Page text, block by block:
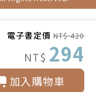
電子書定價 NT$ 420
NT$ 294
加入購物車
該賣或再觀察